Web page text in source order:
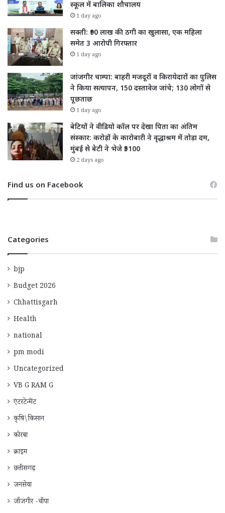
स्कूल में बालिका शौचालय
1 day ago
सक्ती: ₹90 लाख की ठगी का खुलासा, एक महिला
समेत 3 आरोपी गिरफ्तार
1 day ago
जांजगीर चाम्पा: बाहरी मजदूरों व किरायेदारों का पुलिस
ने किया सत्यापन, 150 दस्तावेज जांचे; 130 लोगों से
पूछताछ
1 day ago
बेटियों ने वीडियो कॉल पर देखा पिता का अंतिम
संस्कार: करोड़ों के कारोबारी ने वृद्धाश्रम में तोड़ा दम,
मुंबई से बेटी ने भेजे ₹5100
2 days ago
Find us on Facebook
Categories
bjp
Budget 2026
Chhattisgarh
Health
national
pm modi
Uncategorized
VB G RAM G
एंटरटेन्मेंट
कृषि\किसान
कोरबा
क्राइम
छत्तीसगढ़
जनसेवा
जाँजगीर -चाँपा